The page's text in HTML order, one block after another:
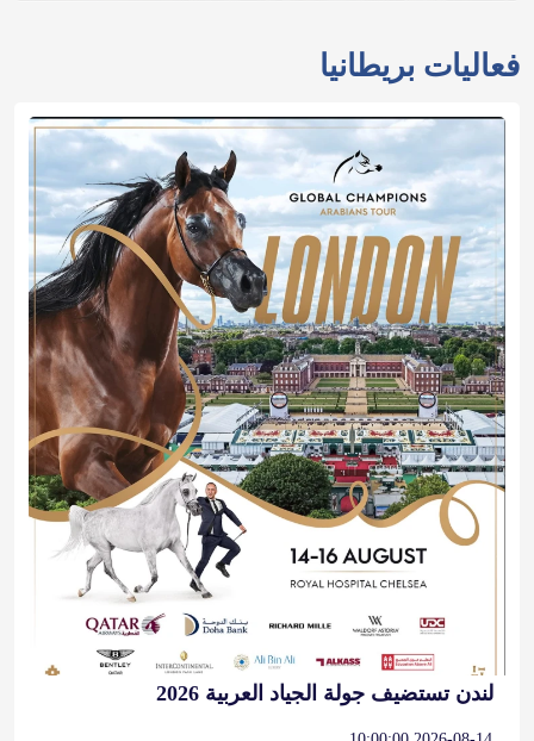
فعاليات بريطانيا
لندن تستضيف جولة الجياد العربية 2026